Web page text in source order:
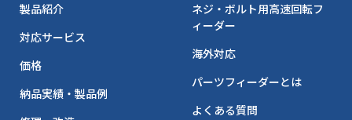
製品紹介
対応サービス
価格
納品実績・製品例
ネジ・ボルト用高速回転フ
ィーダー
海外対応
パーツフィーダーとは
よくある質問